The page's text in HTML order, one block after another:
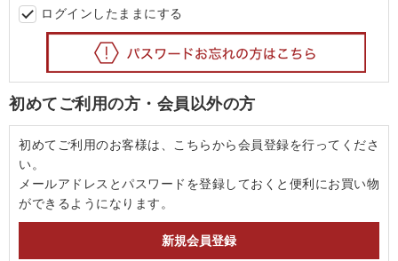
ログインしたままにする
初めてご利用の方・会員以外の方
初めてご利用のお客様は、こちらから会員登録を行ってくださ
い。
メールアドレスとパスワードを登録しておくと便利にお買い物
ができるようになります。